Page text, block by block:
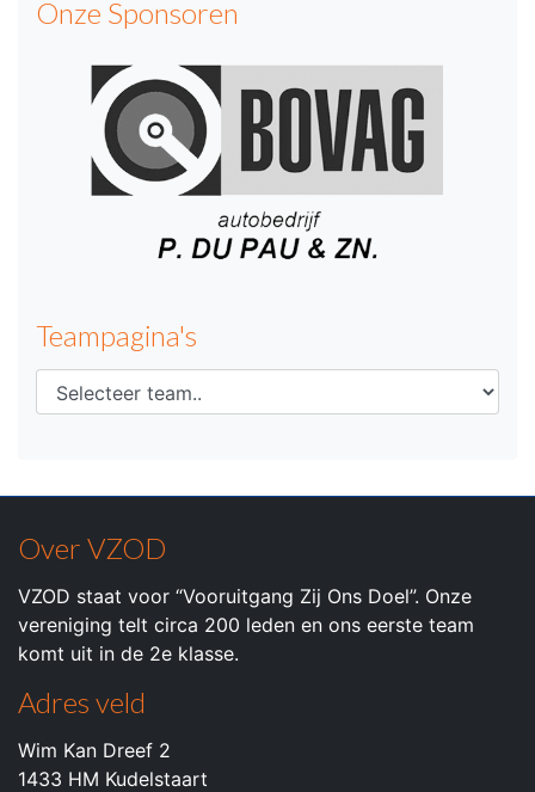
Onze Sponsoren
Teampagina's
Over VZOD
VZOD staat voor “Vooruitgang Zij Ons Doel”. Onze
vereniging telt circa 200 leden en ons eerste team
komt uit in de 2e klasse.
Adres veld
Wim Kan Dreef 2
1433 HM Kudelstaart